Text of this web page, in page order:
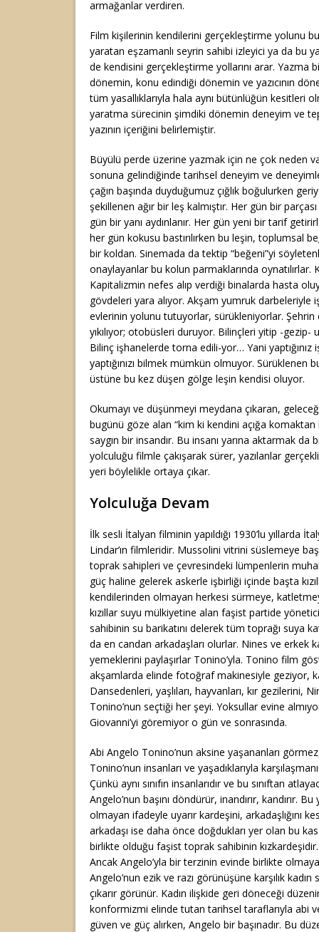
armağanlar verdiren.
Film kişilerinin kendilerini gerçekleştirme yolunu
yaratan eşzamanlı seyrin sahibi izleyici ya da bu
de kendisini gerçekleştirme yollarını arar. Yazma
dönemin, konu edindiği dönemin ve yazıcının
tüm yasallıklarıyla hala aynı bütünlüğün kesitleri
yaratma sürecinin şimdiki dönemin deneyim ve
yazının içeriğini belirlemiştir.
Büyülü perde üzerine yazmak için ne çok neden
sonuna gelindiğinde tarihsel deneyim ve
çağın başında duyduğumuz çığlık boğulurken
şekillenen ağır bir leş kalmıştır. Her gün bir
gün bir yanı aydınlanır. Her gün yeni bir tarif
her gün kokusu bastırılırken bu leşin, toplumsal
bir koldan. Sinemada da tektip “beğeni”yi
onaylayanlar bu kolun parmaklarında oynatılırlar.
Kapitalizmin nefes alıp verdiği binalarda hasta
gövdeleri yara alıyor. Akşam yumruk darbeleriyle
evlerinin yolunu tutuyorlar, sürükleniyorlar. Şehrin
yıkılıyor; otobüsleri duruyor. Bilinçleri yitip -gezip-
Bilinç işhanelerde torna edili-yor… Yani yaptığınız
yaptığınızı bilmek mümkün olmuyor. Sürüklenen
üstüne bu kez düşen gölge leşin kendisi oluyor.
Okumayı ve düşünmeyi meydana çıkaran,
bugünü göze alan “kim ki kendini açığa
saygın bir insandır. Bu insanı yarına aktarmak da
yolculuğu filmle çakışarak sürer, yazılanlar
yeri böylelikle ortaya çıkar.
Yolculuğa Devam
İlk sesli İtalyan filminin yapıldığı 1930’lu yıllarda
Lindar’ın filmleridir. Mussolini vitrini süslemeye
toprak sahipleri ve çevresindeki lümpenlerin
güç haline gelerek askerle işbirliği içinde başta
kendilerinden olmayan herkesi sürmeye,
kızıllar suyu mülkiyetine alan faşist partide
sahibinin su barikatını delerek tüm toprağı suya
da en candan arkadaşları olurlar. Nines ve erkek
yemeklerini paylaşırlar Tonino’yla. Tonino film
akşamlarda elinde fotoğraf makinesiyle geziyor,
Dansedenleri, yaşlıları, hayvanları, kır gezilerini,
Tonino’nun seçtiği her şeyi. Yoksullar evine
Giovanni’yi göremiyor o gün ve sonrasında.
Abi Angelo Tonino’nun aksine yaşananları
Tonino’nun insanları ve yaşadıklarıyla
Çünkü aynı sınıfın insanlarıdır ve bu sınıftan
Angelo’nun başını döndürür, inandırır, kandırır.
olmayan ifadeyle uyarır kardeşini, arkadaşlığını
arkadaşı ise daha önce doğdukları yer olan bu
birlikte olduğu faşist toprak sahibinin
Ancak Angelo’yla bir terzinin evinde birlikte
Angelo’nun ezik ve razı görünüşüne karşılık kadın
çıkarır görünür. Kadın ilişkide geri döneceği
konformizmi elinde tutan tarihsel taraflarıyla abi
güven ve güç alırken, Angelo bir başınadır. Bu